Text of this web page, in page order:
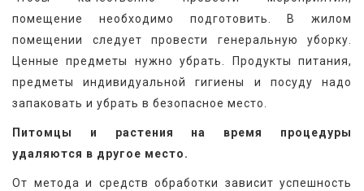
помещение необходимо подготовить. В жилом
помещении следует провести генеральную уборку.
Ценные предметы нужно убрать. Продукты питания,
предметы индивидуальной гигиены и посуду надо
запаковать и убрать в безопасное место.
Питомцы и растения на время процедуры
удаляются в другое место.
От метода и средств обработки зависит успешность